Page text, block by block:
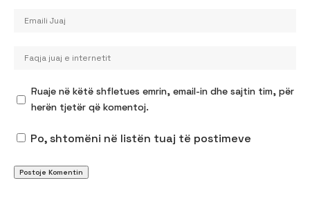
Ruaje në këtë shfletues emrin, email-in dhe sajtin tim, për
herën tjetër që komentoj.
Po, shtomëni në listën tuaj të postimeve